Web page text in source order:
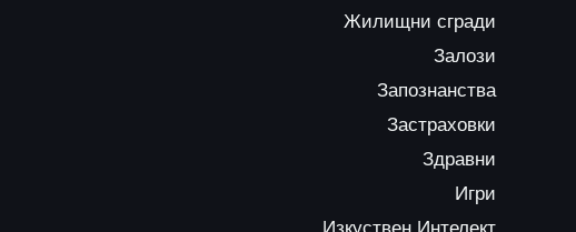
Жилищни сгради
Залози
Запознанства
Застраховки
Здравни
Игри